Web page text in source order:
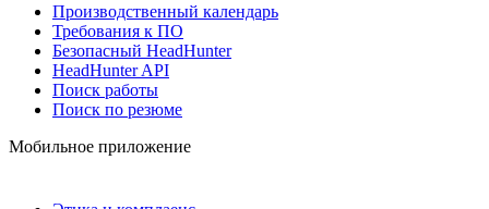
Производственный календарь
Требования к ПО
Безопасный HeadHunter
HeadHunter API
Поиск работы
Поиск по резюме
Мобильное приложение